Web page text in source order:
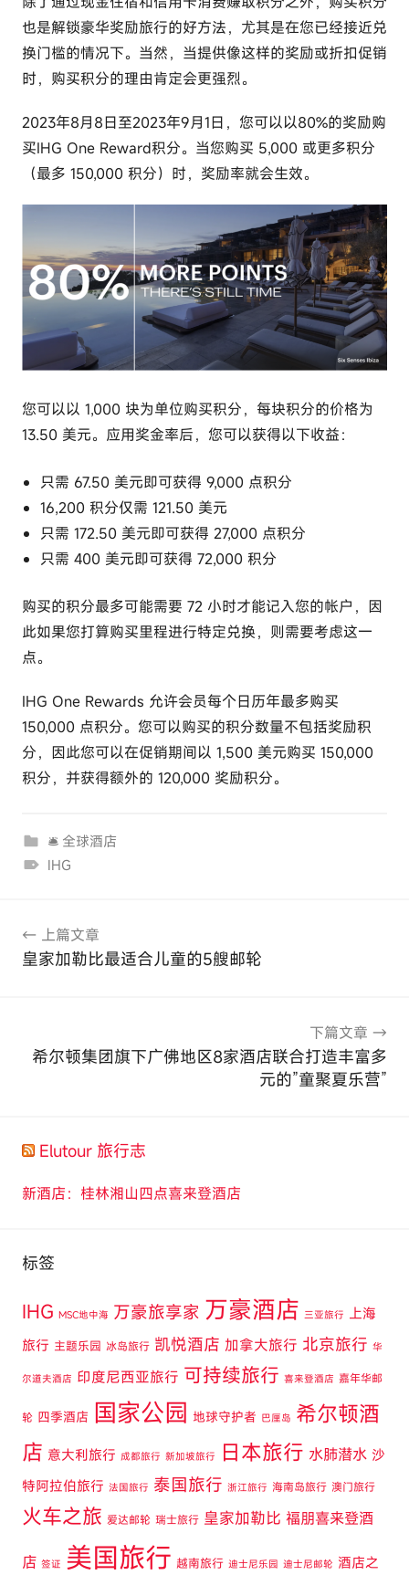
也是解锁豪华奖励旅行的好方法，尤其是在您已经接近兑
换门槛的情况下。当然，当提供像这样的奖励或折扣促销
时，购买积分的理由肯定会更强烈。
2023年8月8日至2023年9月1日，您可以以80%的奖励购
买IHG One Reward积分。当您购买 5,000 或更多积分
（最多 150,000 积分）时，奖励率就会生效。
您可以以 1,000 块为单位购买积分，每块积分的价格为
13.50 美元。 应用奖金率后，您可以获得以下收益：
只需 67.50 美元即可获得 9,000 点积分
16,200 积分仅需 121.50 美元
只需 172.50 美元即可获得 27,000 点积分
只需 400 美元即可获得 72,000 积分
购买的积分最多可能需要 72 小时才能记入您的帐户，因
此如果您打算购买里程进行特定兑换，则需要考虑这一
点。
IHG One Rewards 允许会员每个日历年最多购买
150,000 点积分。您可以购买的积分数量不包括奖励积
分，因此您可以在促销期间以 1,500 美元购买 150,000
积分，并获得额外的 120,000 奖励积分。
🛎 全球酒店
IHG
上篇文章
皇家加勒比最适合儿童的5艘邮轮
下篇文章
希尔顿集团旗下广佛地区8家酒店联合打造丰富多
元的”童聚夏乐营”
Elutour 旅行志
新酒店：桂林湘山四点喜来登酒店
标签
IHG MSC地中海 万豪旅享家 万豪酒店 三亚旅行
上海
旅行 主题乐园 冰岛旅行 凯悦酒店 加拿大旅行 北京旅行 华
尔道夫酒店 印度尼西亚旅行 可持续旅行 喜来登酒店 嘉年华邮
轮 四季酒店 国家公园 地球守护者 巴厘岛 希尔顿酒
店 意大利旅行 成都旅行 新加坡旅行 日本旅行 水肺潜水 沙
特阿拉伯旅行 法国旅行 泰国旅行 浙江旅行 海南岛旅行 澳门旅行
火车之旅 爱达邮轮 瑞士旅行 皇家加勒比 福朋喜来登酒
店 签证 美国旅行 越南旅行 迪士尼乐园 迪士尼邮轮 酒店之